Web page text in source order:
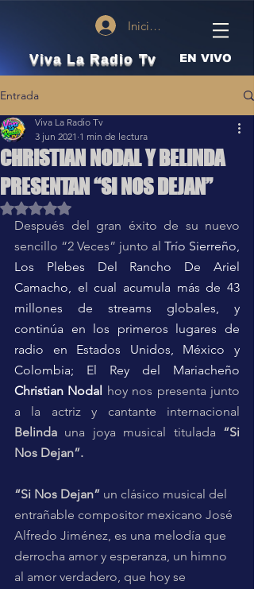
Iniciar sesión
Viva La Radio Tv EN VIVO
Entrada
CHRISTIAN NODAL Y BELINDA
PRESENTAN “SI NOS DEJAN”
Viva La Radio Tv
3 jun 2021 1 min de lectura
Obtuvo NaN de 5 estrellas.
Después del gran éxito de su nuevo
sencillo “2 Veces” junto al Trío Sierreño,
Los Plebes Del Rancho De Ariel
Camacho, el cual acumula más de 43
millones de streams globales, y
continúa en los primeros lugares de
radio en Estados Unidos, México y
Christian Nodal hoy nos presenta junto
Belinda una joya musical titulada “Si
Nos Dejan”.
“Si Nos Dejan” un clásico musical del
entrañable compositor mexicano José
Alfredo Jiménez, es una melodía que
derrocha amor y esperanza, un himno
al amor verdadero, que hoy se